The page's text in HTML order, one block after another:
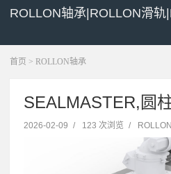
ROLLON轴承|ROLLON滑轨
首页 > ROLLON轴承
SEALMASTER,圆
2026-02-09 / 123 次浏览 /